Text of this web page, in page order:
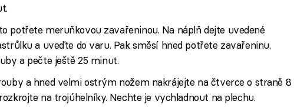
potřete meruňkovou zavařeninou. Na náplň dejte uvedené
a uveďte do varu. Pak směsí hned potřete zavařeninu.
a pečte ještě 25 minut.
a hned velmi ostrým nožem nakrájejte na čtverce o straně 8
na trojúhelníky. Nechte je vychladnout na plechu.